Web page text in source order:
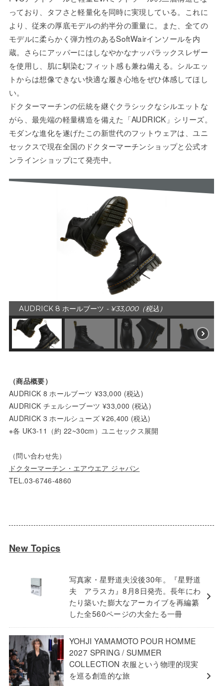
っており、タフさと軽量化を同時に実現している。これに
より、従来の厚底モデルの約半分の重量に。また、全ての
モデルに柔らかく弾力性のあるSoftWairインソールを内
蔵。さらにアッパーにはしなやかなナッパラックスレザー
を使用し、肌に馴染むフィット感も兼ね備える。シルエッ
トからは想像できない快適な履き心地をぜひ体感してほし
い。
ドクターマーチンの伝統を継ぐクラシックなシルエットな
がら、最先端の軽量構造を備えた「AUDRICK」シリーズ。
モダンな進化を遂げたこの新世代のフットウェアは、ユニ
セックスで現在全国のドクターマーチンショップと公式オ
ンラインショップにて発売中。
AUDRICK 8 ホールブーツ - ¥33,000（税込）
（商品概要）
AUDRICK 8 ホールブーツ ¥33,000 (税込)
AUDRICK チェルシーブーツ ¥33,000 (税込)
AUDRICK 3 ホールシューズ ¥26,400 (税込)
※各 UK3-11（約 22~30cm）ユニセックス展開
（問い合わせ先）
ドクターマーチン・エアウエア ジャパン
TEL.03-6746-4860
New Topics
写真家・星野道夫没後30年。『星野道
夫 アラスカ』8月8日発売。長年にわ
たり築いた膨大なアーカイブを再編纂
した全560ページの大全たる一冊
YOHJI YAMAMOTO POUR HOMME
2027 SPRING / SUMMER
COLLECTION 衣服という物理的現実
を巡る創造的な旅